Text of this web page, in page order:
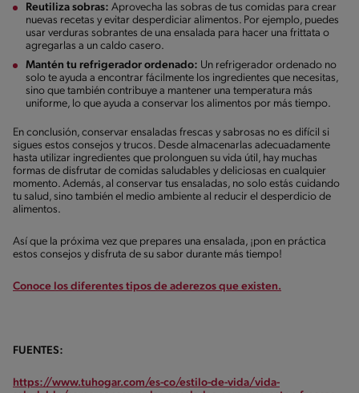
Reutiliza sobras: Aprovecha las sobras de tus comidas para crear
nuevas recetas y evitar desperdiciar alimentos. Por ejemplo, puedes
usar verduras sobrantes de una ensalada para hacer una frittata o
agregarlas a un caldo casero.
Mantén tu refrigerador ordenado: Un refrigerador ordenado no
solo te ayuda a encontrar fácilmente los ingredientes que necesitas,
sino que también contribuye a mantener una temperatura más
uniforme, lo que ayuda a conservar los alimentos por más tiempo.
En conclusión, conservar ensaladas frescas y sabrosas no es difícil si
sigues estos consejos y trucos. Desde almacenarlas adecuadamente
hasta utilizar ingredientes que prolonguen su vida útil, hay muchas
formas de disfrutar de comidas saludables y deliciosas en cualquier
momento. Además, al conservar tus ensaladas, no solo estás cuidando
tu salud, sino también el medio ambiente al reducir el desperdicio de
alimentos.
Así que la próxima vez que prepares una ensalada, ¡pon en práctica
estos consejos y disfruta de su sabor durante más tiempo!
Conoce los diferentes tipos de aderezos que existen.
FUENTES:
https://www.tuhogar.com/es-co/estilo-de-vida/vida-